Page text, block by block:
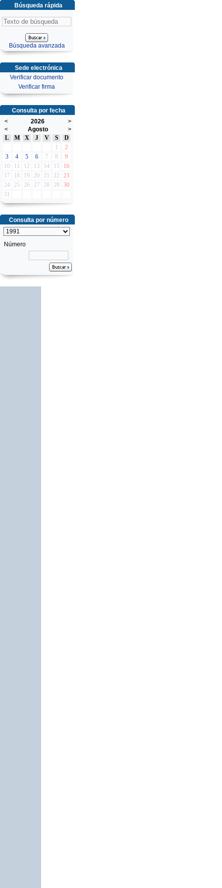
Búsqueda rápida
Búsqueda avanzada
Sede electrónica
Verificar documento
Verificar firma
Consulta por fecha
<
2026
>
<
Agosto
>
L
M X J V S
D
1
2
3
4 5 6 7 8
9
10
11 12 13 14 15
16
17
18 19 20 21 22
23
24
25 26 27 28 29 30
31
Consulta por número
Número